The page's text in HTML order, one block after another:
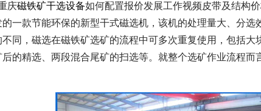
庆磁铁矿干选设备如何配置报价发展工作视频皮带及结构
一款节能环保的新型干式磁选机，该机的处理量大、分
同，磁选在磁铁矿选矿的流程中可多次重复使用，包括
的精选、两段混合尾矿的扫选等。就整个选矿作业流程